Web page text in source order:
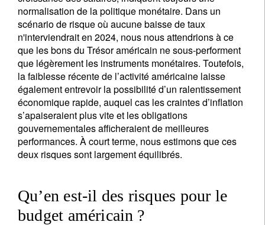
normalisation de la politique monétaire. Dans un
scénario de risque où aucune baisse de taux
n'interviendrait en 2024, nous nous attendrions à ce
que les bons du Trésor américain ne sous-performent
que légèrement les instruments monétaires. Toutefois,
la faiblesse récente de l’activité américaine laisse
également entrevoir la possibilité d’un ralentissement
économique rapide, auquel cas les craintes d’inflation
s’apaiseraient plus vite et les obligations
gouvernementales afficheraient de meilleures
performances. À court terme, nous estimons que ces
deux risques sont largement équilibrés.
Qu’en est-il des risques pour le
budget américain ?